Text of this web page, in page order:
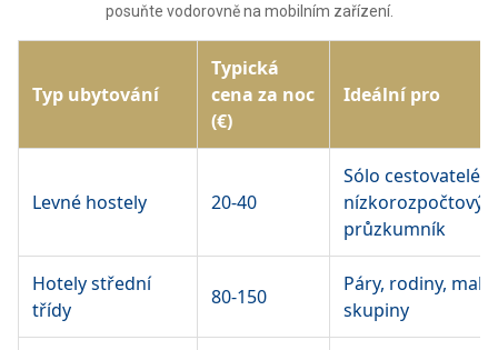
posuňte vodorovně na mobilním zařízení.
Typ ubytování
Typická
cena za noc
(€)
Ideální pro
Levné hostely 20-40
Sólo cestovatelé,
nízkorozpočtový
průzkumník
Hotely střední
třídy
80-150
Páry, rodiny, malé
skupiny